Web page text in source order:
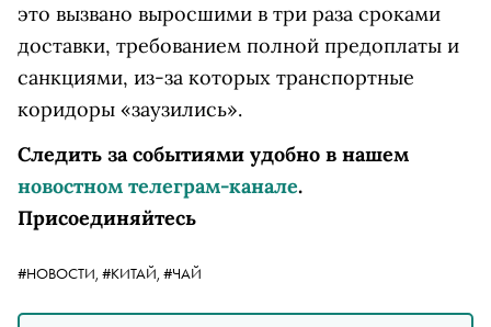
это вызвано выросшими в три раза сроками
доставки, требованием полной предоплаты и
санкциями, из-за которых транспортные
коридоры «заузились».
Следить за событиями удобно в нашем
новостном телеграм-канале.
Присоединяйтесь
#НОВОСТИ, #КИТАЙ, #ЧАЙ